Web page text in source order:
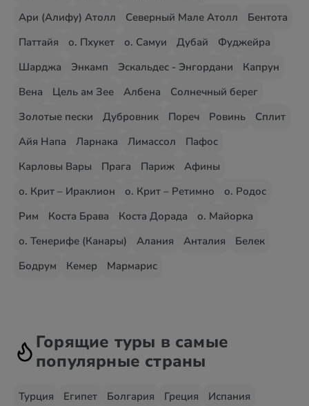
Ари (Алифу) Атолл
Северный Мале Атолл
Бентота
Паттайя
о. Пхукет о. Самуи Дубай
Фуджейра
Шарджа
Энкамп Эскальдес - Энгордани
Капрун
Вена
Цель ам Зее Албена
Солнечный берег
Золотые пески
Дубровник Пореч Ровинь
Сплит
Айя Напа
Ларнака Лимассол
Пафос
Карловы Вары
Прага Париж
Афины
о. Крит – Ираклион
о. Крит – Ретимно
о. Родос
Рим
Коста Брава Коста Дорада
о. Майорка
о. Тенерифе (Канары)
Алания Анталия
Белек
Бодрум
Кемер Мармарис
Горящие туры в самые
популярные страны
Турция Египет Болгария Греция
Испания